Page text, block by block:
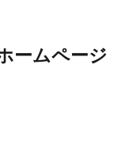
ームページ